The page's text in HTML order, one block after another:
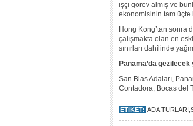
işçi görev almış ve
ekonomisinin tam üçte
Hong Kong’tan sonra
çalışmakta olan en
sınırları dahilinde
Panama’da
San Blas Adaları,
Contadora, Bocas del
ETIKET: ADA TURLARI